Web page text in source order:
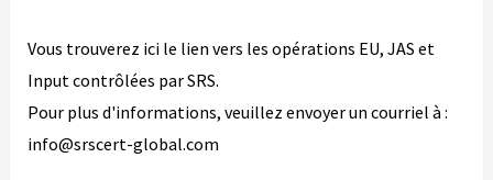
Vous trouverez ici le lien vers les opérations EU, JAS et
Input contrôlées par SRS.
Pour plus d'informations, veuillez envoyer un courriel à :
info@srscert-global.com